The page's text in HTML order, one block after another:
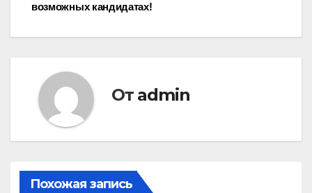
возможных кандидатах!
От admin
Похожая запись